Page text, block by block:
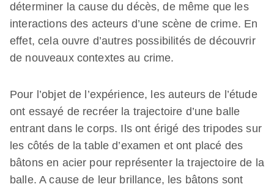
déterminer la cause du décès, de même que les
interactions des acteurs d’une scène de crime. En
effet, cela ouvre d’autres possibilités de découvrir
de nouveaux contextes au crime.
Pour l’objet de l’expérience, les auteurs de l’étude
ont essayé de recréer la trajectoire d’une balle
entrant dans le corps. Ils ont érigé des tripodes sur
les côtés de la table d’examen et ont placé des
bâtons en acier pour représenter la trajectoire de la
balle. A cause de leur brillance, les bâtons sont